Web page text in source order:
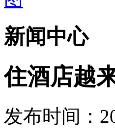
新闻中心
住酒店越
发布时间：